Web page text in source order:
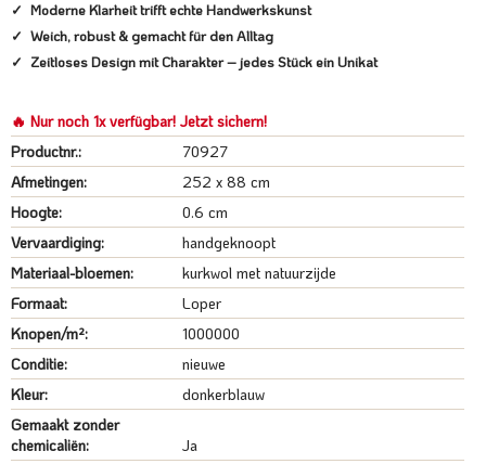
Moderne Klarheit trifft echte Handwerkskunst
Weich, robust & gemacht für den Alltag
Zeitloses Design mit Charakter – jedes Stück ein Unikat
🔥 Nur noch 1x verfügbar! Jetzt sichern!
Productnr.:
70927
Afmetingen:
252 x 88 cm
Hoogte:
0.6 cm
Vervaardiging:
handgeknoopt
Materiaal-bloemen:
kurkwol met natuurzijde
Formaat:
Loper
Knopen/m²:
1000000
Conditie:
nieuwe
Kleur:
donkerblauw
Gemaakt zonder
chemicaliën:
Ja